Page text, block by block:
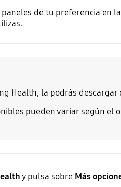
de tu preferencia en
Health, la podrás descargar
pueden variar según el
y pulsa sobre Más